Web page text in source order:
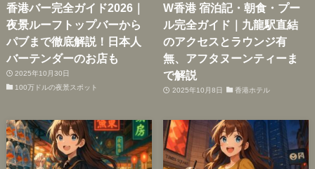
香港バー完全ガイド2026｜
夜景ルーフトップバーから
パブまで徹底解説！日本人
バーテンダーのお店も
2025年10月30日
100万ドルの夜景スポット
W香港 宿泊記・朝食・プー
ル完全ガイド｜九龍駅直結
のアクセスとラウンジ有
無、アフタヌーンティーま
で解説
2025年10月8日 香港ホテル